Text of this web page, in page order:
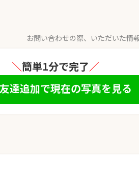
お問い合わせの際、いただいた情
＼簡単1分で完了／
友達追加で現在の写真を見る